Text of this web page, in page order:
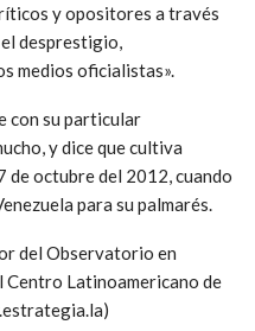
y opositores a través
desprestigio,
medios oficialistas».
con su particular
y dice que cultiva
de octubre del 2012, cuando
para su palmarés.
del Observatorio en
Centro Latinoamericano de